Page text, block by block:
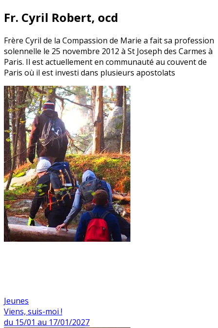
Fr. Cyril Robert, ocd
Frère Cyril de la Compassion de Marie a fait sa profession
solennelle le 25 novembre 2012 à St Joseph des Carmes à
Paris. Il est actuellement en communauté au couvent de
Paris où il est investi dans plusieurs apostolats
Jeunes
Viens, suis-moi !
du 15/01 au 17/01/2027